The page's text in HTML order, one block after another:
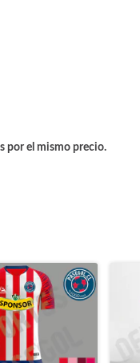
por el mismo precio.